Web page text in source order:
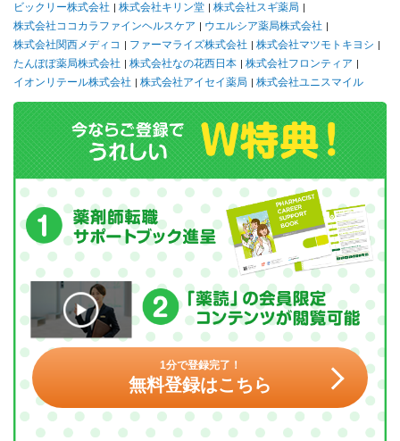
ビックリー株式会社 株式会社キリン堂
株式会社スギ薬局
株式会社ココカラファインヘルスケア
ウエルシア薬局株式会社
株式会社関西メディコ
ファーマライズ株式会社
株式会社マツモトキヨシ
たんぽぽ薬局株式会社
株式会社なの花西日本
株式会社フロンティア
イオンリテール株式会社
株式会社アイセイ薬局 株式会社ユニスマイル
1分で登録完了！
無料登録はこちら